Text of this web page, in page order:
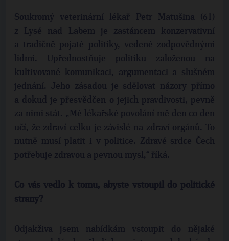
Soukromý veterinární lékař Petr Matušina (61)
z Lysé nad Labem je zastáncem konzervativní
a tradičně pojaté politiky, vedené zodpovědnými
lidmi. Upřednostňuje politiku založenou na
kultivované komunikaci, argumentaci a slušném
jednání. Jeho zásadou je sdělovat názory přímo
a dokud je přesvědčen o jejich pravdivosti, pevně
za nimi stát. „Mé lékařské povolání mě den co den
učí, že zdraví celku je závislé na zdraví orgánů. To
nutně musí platit i v politice. Zdravé srdce Čech
potřebuje zdravou a pevnou mysl,“ říká.
Co vás vedlo k tomu, abyste vstoupil do politické
strany?
Odjakživa jsem nabídkám vstoupit do nějaké